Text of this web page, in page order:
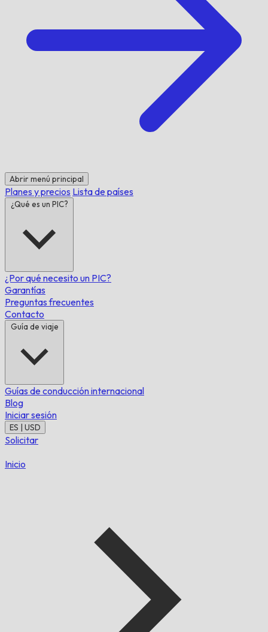
Abrir menú principal
Planes y precios Lista de países
¿Qué es un PIC?
¿Por qué necesito un PIC?
Garantías
Preguntas frecuentes
Contacto
Guía de viaje
Guías de conducción internacional
Blog
Iniciar sesión
ES | USD
Solicitar
Inicio